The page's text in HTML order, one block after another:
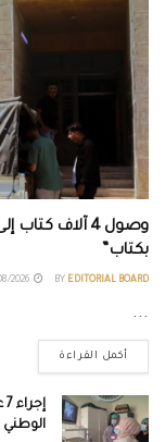
وصول 4 آلاف
بكتاب”
BY EDITORIAL BOARD
...
أكمل القراءة